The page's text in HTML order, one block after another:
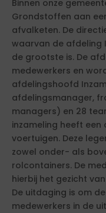
Binnen onze
Grondstoffen aan
afvalketen. De
waarvan de afdeling
de grootste is. De
medewerkers en
afdelingshoofd
afdelingsmanager,
managers) en 28
inzameling heeft een
voertuigen. Deze
zowel onder- als
rolcontainers. De
hierbij het gezicht
De uitdaging is om
medewerkers in de